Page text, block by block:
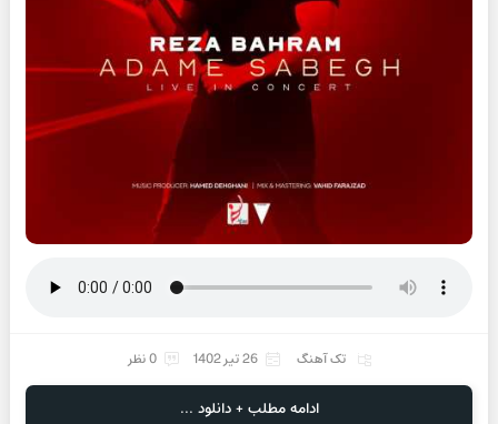
تک آهنگ 26 تیر 1402 0 نظر
ادامه مطلب + دانلود ...